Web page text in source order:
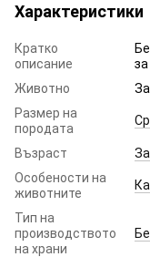
Характеристики
Кратко
описание
Животно
Размер на
породата
Възраст
Особености на
животните
Тип на
производството
на храни